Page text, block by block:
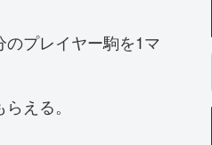
プレイヤー駒を1マ
える。